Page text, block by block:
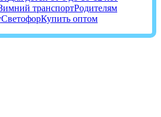
транспортРодителям
СветофорКупить оптом